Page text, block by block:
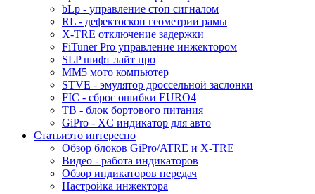
bLp - управление стоп сигналом
RL - дефектоскоп геометрии рамы
X-TRE отключение задержки
FiTuner Pro управление инжектором
SLP шифт лайт про
MM5 мото компьютер
STVE - эмулятор дроссельной заслонки
FIC - сброс ошибки EURO4
TB - блок бортового питания
GiPro - XC индикатор для авто
Статьиэто интересно
Обзор блоков GiPro/ATRE и X-TRE
Видео - работа индикаторов
Обзор индикаторов передач
Настройка инжектора